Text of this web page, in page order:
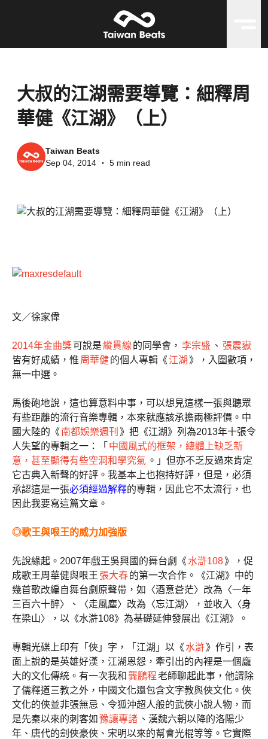
大叔的江湖需要導覽：細釋周
華健《江湖》（上）
Taiwan Beats
Sep 04, 2014 ・ 5 min read
文／徐家偉
2014年金曲獎可說是縱貫線 的同學會， 李宗盛 、 張震嶽
皆有好成績，惟 周華健的個人專輯《 江湖 》，入圍數項，
無一中選。
馬後砲地說，這也算意料中事，可以想見這樣一張與聽眾
有些距離的流行音樂專輯，本來就應該承擔兩極評價。中
國大陸的《 南都娛樂週刊 》把《江湖》列為2013年十張令
人失望的專輯之一：「 中國風式的框架，總體上缺乏新
意，甚至顯得有些空洞和學究氣 。」但亦不乏反過來肯定
它古典入新聲的好評。我基本上也抱持好評，但是，必須
承認這是一張必須經過解釋的專輯，因此它不太流行，也
因此我要寫這篇文章。
◎歌王與哏王的威力加強版
先說緣起。2007年戲王吳興國的舞台劇《 水滸108》，促
成歌王周華健與哏王 張大春的第一次合作。《江湖》中的
幾首歌改編自舞台劇原聲帶，如〈酒意蒼茫〉改為〈一年
三百六十醉〉、〈走風塵〉改為〈忘江湖〉，並收入〈身
在梁山〉，以《水滸108》為基礎延伸發展出《江湖》。
專輯光碟上印有「俠」字，「江湖」以《 水滸》作引，表
面上說的是英雄好漢，江湖恩怨，牽引出的內裡是一個龐
大的文化傳統。有一次我和 龔鵬程老師聊起此事，他謂除
了儒釋道三教之外，中國文化還包含文字教與俠文化。俠
文化的俠並非張無忌、令狐沖超人般的武俠小說人物，而
是先秦以來的刺客如 豫讓專諸 、漢魏六朝以降的洛陽少
年、唐代的劍俠豪俠、宋明以來的幫會光棍等等。它實際